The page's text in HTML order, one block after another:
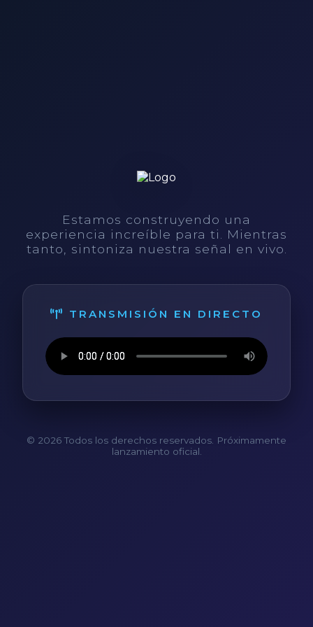
Estamos construyendo una
experiencia increíble para ti. Mientras
tanto, sintoniza nuestra señal en vivo.
TRANSMISIÓN EN DIRECTO
© 2026 Todos los derechos reservados. Próximamente
lanzamiento oficial.